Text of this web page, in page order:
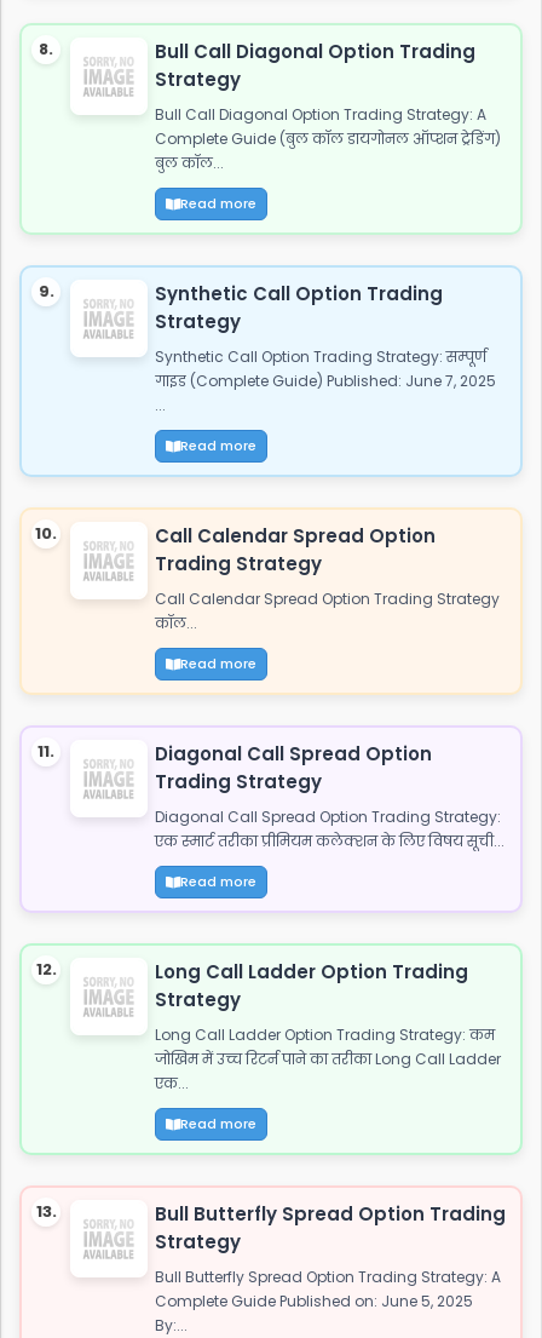
8.
Bull Call Diagonal Option Trading
Strategy
Bull Call Diagonal Option Trading Strategy: A
Complete Guide (बुल कॉल डायगोनल ऑप्शन ट्रेडिंग)
बुल कॉल...
Read more
9.
Synthetic Call Option Trading
Strategy
Synthetic Call Option Trading Strategy: सम्पूर्ण
गाइड (Complete Guide) Published: June 7, 2025
...
Read more
10.
Call Calendar Spread Option
Trading Strategy
Call Calendar Spread Option Trading Strategy
कॉल...
Read more
11.
Diagonal Call Spread Option
Trading Strategy
Diagonal Call Spread Option Trading Strategy:
एक स्मार्ट तरीका प्रीमियम कलेक्शन के लिए विषय सूची...
Read more
12.
Long Call Ladder Option Trading
Strategy
Long Call Ladder Option Trading Strategy: कम
जोखिम में उच्च रिटर्न पाने का तरीका Long Call Ladder
एक...
Read more
13.
Bull Butterfly Spread Option Trading
Strategy
Bull Butterfly Spread Option Trading Strategy: A
Complete Guide Published on: June 5, 2025
By:...